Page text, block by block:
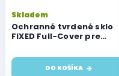
Ochranné tvrdené sklo
FIXED Full-Cover pre
priľnavé na celý displej,
čierne
Skladem
DO KOŠÍKA